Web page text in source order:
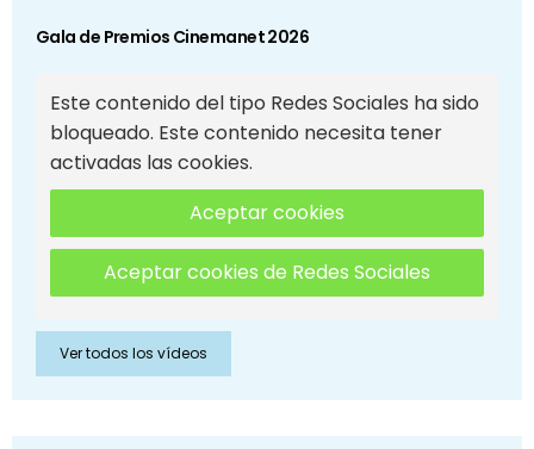
Gala de Premios Cinemanet 2026
Este contenido del tipo Redes Sociales ha sido
bloqueado. Este contenido necesita tener
activadas las cookies.
Aceptar cookies
Aceptar cookies de Redes Sociales
Ver todos los vídeos